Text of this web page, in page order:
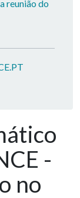
reunião do
-
no